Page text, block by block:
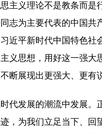
主义理论不是教条而
志为主要代表的中国共
近平新时代中国特色
义思想，用好这一强
断展现出更强大、更有
代发展的潮流中发展
，为我们立足当下、